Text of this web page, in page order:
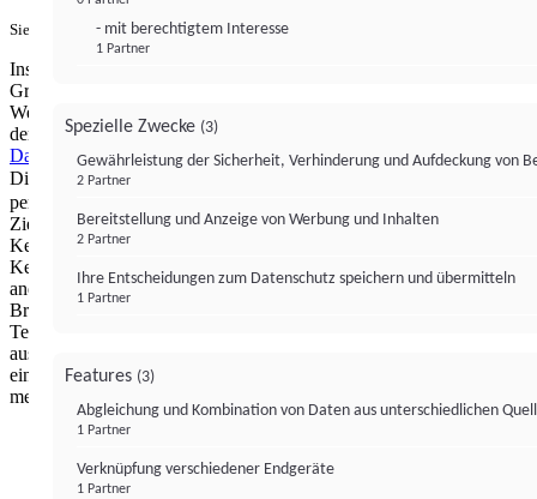
Sie haben ein PUR-Abo?Hier anmelden.
Institutional Money mit Werbung: Wir nutzen aus wirtschaftlichen
Gründen die Möglichkeit, unsere Webseite Dritten als digitalen
Werbeplatz zur Verfügung zu stellen. Über Verarbeitungen, die in
der Verantwortung von uns liegen, können Sie sich in unserer
Datenschutzerklärungnäher informieren.Zur Bereitstellung unserer
Dienste nutzen wir Technologien von
personalisierte Werbung, Messung von Werbeleistung und
Zielgruppenforschung. Cookies, Endgeräte- oder ähnliche Online-
Kennungen (z. B. login-basierte Kennungen, zufällig generierte
Kennungen, netzwerkbasierte Kennungen) können zusammen mit
anderen Informationen (z. B. Browsertyp und
Browserinformationen, Sprache, Bildschirmgröße, unterstützte
Technologien usw.) auf Ihrem Endgerät gespeichert oder von dort
ausgelesen werden, um es jedes Mal wiederzuerkennen, wenn es
eine App oder einer Webseite aufruft. Dies geschieht für einen oder
mehrere der hier aufgeführten Verarbeitungszwecke.
- mit berechtigtem Interesse
1 Partner
Spezielle Zwecke (3)
Gewährleistung der Sicherheit, Verhinderung und Aufdeckung von
2 Partner
Bereitstellung und Anzeige von Werbung und Inhalten
2 Partner
Ihre Entscheidungen zum Datenschutz speichern und übermitteln
1 Partner
Features (3)
Abgleichung und Kombination von Daten aus unterschiedlichen
1 Partner
Verknüpfung verschiedener Endgeräte
1 Partner
Institutional Money
ImpressumDatenschutzerklärung